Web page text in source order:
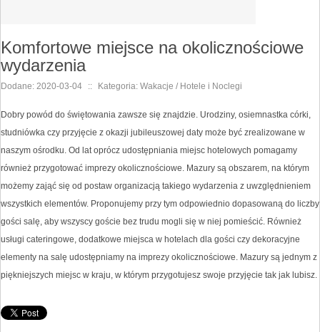
Komfortowe miejsce na okolicznościowe
wydarzenia
Dodane: 2020-03-04 :: Kategoria: Wakacje / Hotele i Noclegi
Dobry powód do świętowania zawsze się znajdzie. Urodziny, osiemnastka córki,
studniówka czy przyjęcie z okazji jubileuszowej daty może być zrealizowane w
naszym ośrodku. Od lat oprócz udostępniania miejsc hotelowych pomagamy
również przygotować imprezy okolicznościowe. Mazury są obszarem, na którym
możemy zająć się od postaw organizacją takiego wydarzenia z uwzględnieniem
wszystkich elementów. Proponujemy przy tym odpowiednio dopasowaną do liczby
gości salę, aby wszyscy goście bez trudu mogli się w niej pomieścić. Również
usługi cateringowe, dodatkowe miejsca w hotelach dla gości czy dekoracyjne
elementy na salę udostępniamy na imprezy okolicznościowe. Mazury są jednym z
piękniejszych miejsc w kraju, w którym przygotujesz swoje przyjęcie tak jak lubisz.